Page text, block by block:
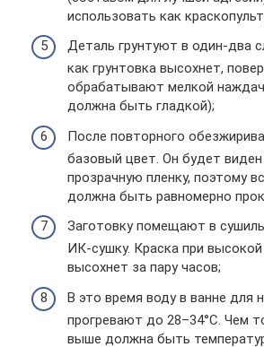
использовать как
Деталь грунтуют в один-два
как грунтовка высохнет,
обрабатывают мелкой
должна быть гладкой);
После повторного
базовый цвет. Он будет виден
прозрачную пленку, поэтому
должна быть равномерно
Заготовку помещают в
ИК-сушку. Краска при
высохнет за пару часов;
В это время воду в ванне для
прогревают до 28–34°С. Чем
выше должна быть